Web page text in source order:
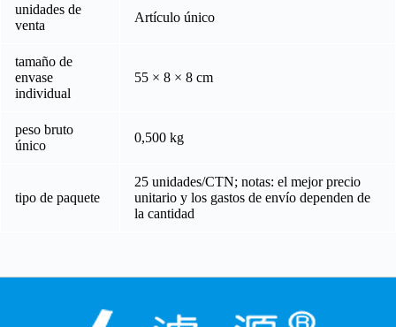
unidades de
venta
Artículo único
tamaño de
envase
individual
55 × 8 × 8 cm
peso bruto
único
0,500 kg
tipo de paquete
25 unidades/CTN; notas: el mejor precio
unitario y los gastos de envío dependen de
la cantidad